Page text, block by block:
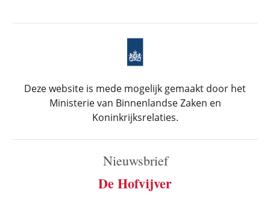
Deze website is mede mogelijk gemaakt door het
Ministerie van Binnenlandse Zaken en
Koninkrijksrelaties.
Nieuwsbrief
De Hofvijver